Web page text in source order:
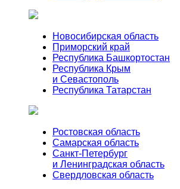
Новосибирская область
Приморский край
Республика Башкортостан
Республика Крым
и Севастополь
Республика Татарстан
Ростовская область
Самарская область
Санкт-Петербург
и Ленинградская область
Свердловская область